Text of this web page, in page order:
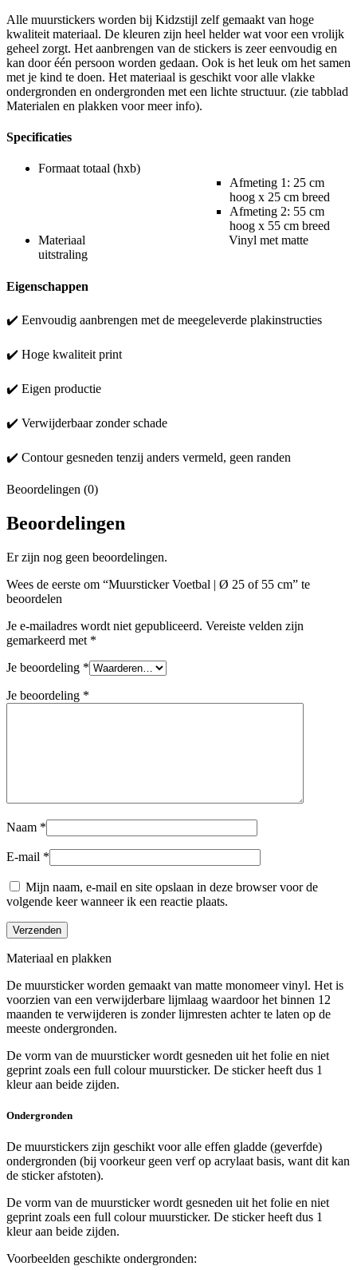
Alle muurstickers worden bij Kidzstijl zelf gemaakt van hoge
kwaliteit materiaal. De kleuren zijn heel helder wat voor een vrolijk
geheel zorgt. Het aanbrengen van de stickers is zeer eenvoudig en
kan door één persoon worden gedaan. Ook is het leuk om het samen
met je kind te doen. Het materiaal is geschikt voor alle vlakke
ondergronden en ondergronden met een lichte structuur. (zie tabblad
Materialen en plakken voor meer info).
Specificaties
Formaat totaal (hxb)
Afmeting 1: 25 cm
hoog x 25 cm breed
Afmeting 2: 55 cm
hoog x 55 cm breed
Materiaal Vinyl met matte
uitstraling
Eigenschappen
✔️ Eenvoudig aanbrengen met de meegeleverde plakinstructies
✔️ Hoge kwaliteit print
✔️ Eigen productie
✔️ Verwijderbaar zonder schade
✔️ Contour gesneden tenzij anders vermeld, geen randen
Beoordelingen (0)
Beoordelingen
Er zijn nog geen beoordelingen.
Wees de eerste om “Muursticker Voetbal | Ø 25 of 55 cm” te
beoordelen
Je e-mailadres wordt niet gepubliceerd. Vereiste velden zijn
gemarkeerd met *
Je beoordeling *
Je beoordeling *
Naam *
E-mail *
Mijn naam, e-mail en site opslaan in deze browser voor de
volgende keer wanneer ik een reactie plaats.
Materiaal en plakken
De muursticker worden gemaakt van matte monomeer vinyl. Het is
voorzien van een verwijderbare lijmlaag waardoor het binnen 12
maanden te verwijderen is zonder lijmresten achter te laten op de
meeste ondergronden.
De vorm van de muursticker wordt gesneden uit het folie en niet
geprint zoals een full colour muursticker. De sticker heeft dus 1
kleur aan beide zijden.
Ondergronden
De muurstickers zijn geschikt voor alle effen gladde (geverfde)
ondergronden (bij voorkeur geen verf op acrylaat basis, want dit kan
de sticker afstoten).
De vorm van de muursticker wordt gesneden uit het folie en niet
geprint zoals een full colour muursticker. De sticker heeft dus 1
kleur aan beide zijden.
Voorbeelden geschikte ondergronden: